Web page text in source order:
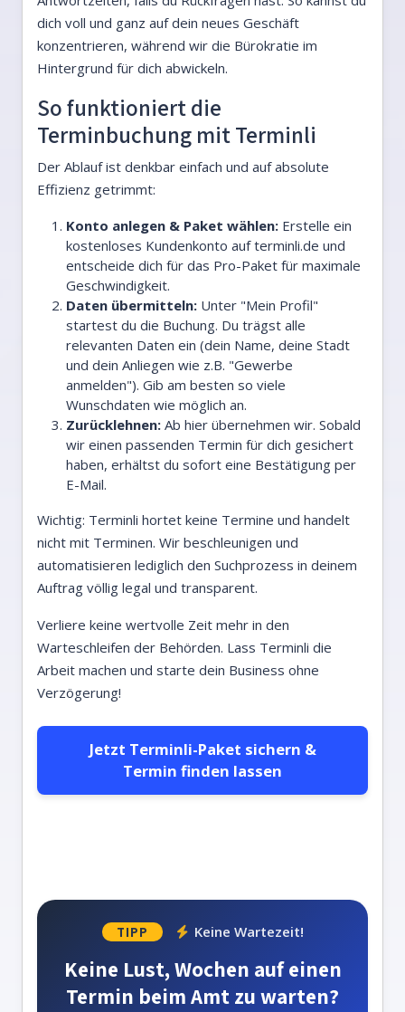
dich voll und ganz auf dein neues Geschäft
konzentrieren, während wir die Bürokratie im
Hintergrund für dich abwickeln.
So funktioniert die
Terminbuchung mit Terminli
Der Ablauf ist denkbar einfach und auf absolute
Effizienz getrimmt:
Konto anlegen & Paket wählen: Erstelle ein
kostenloses Kundenkonto auf terminli.de und
entscheide dich für das Pro-Paket für maximale
Geschwindigkeit.
Daten übermitteln: Unter "Mein Profil"
startest du die Buchung. Du trägst alle
relevanten Daten ein (dein Name, deine Stadt
und dein Anliegen wie z.B. "Gewerbe
anmelden"). Gib am besten so viele
Wunschdaten wie möglich an.
Zurücklehnen: Ab hier übernehmen wir. Sobald
wir einen passenden Termin für dich gesichert
haben, erhältst du sofort eine Bestätigung per
E-Mail.
Wichtig: Terminli hortet keine Termine und handelt
nicht mit Terminen. Wir beschleunigen und
automatisieren lediglich den Suchprozess in deinem
Auftrag völlig legal und transparent.
Verliere keine wertvolle Zeit mehr in den
Warteschleifen der Behörden. Lass Terminli die
Arbeit machen und starte dein Business ohne
Verzögerung!
Jetzt Terminli-Paket sichern &
Termin finden lassen
TIPP Keine Wartezeit!
Keine Lust, Wochen auf einen
Termin beim Amt zu warten?